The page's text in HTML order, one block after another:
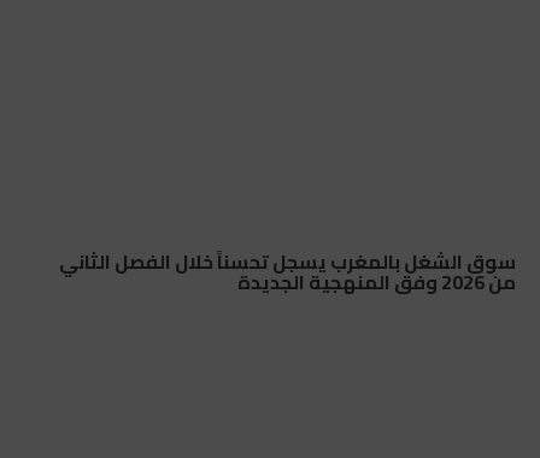
سوق الشغل بالمغرب يسجل تحسناً خلال الفصل الثاني
من 2026 وفق المنهجية الجديدة